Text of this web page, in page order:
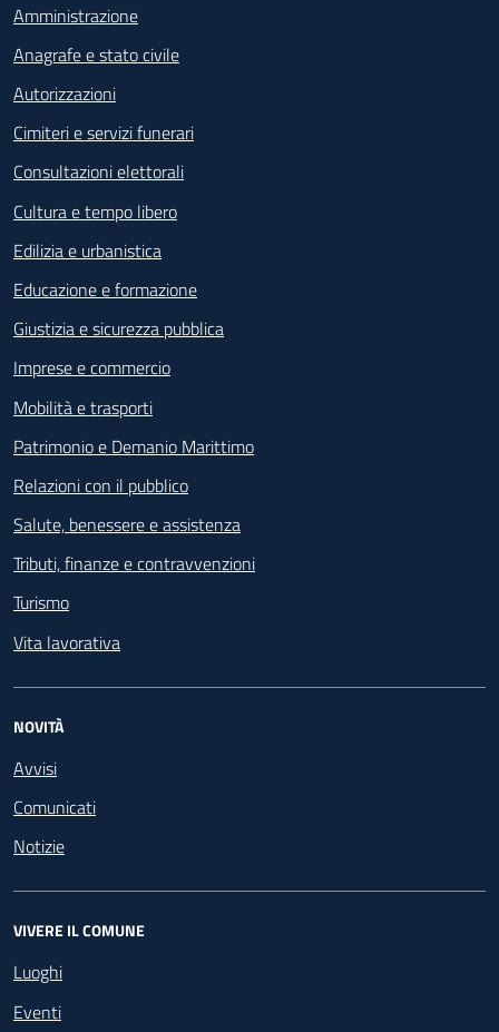
Amministrazione
Anagrafe e stato civile
Autorizzazioni
Cimiteri e servizi funerari
Consultazioni elettorali
Cultura e tempo libero
Edilizia e urbanistica
Educazione e formazione
Giustizia e sicurezza pubblica
Imprese e commercio
Mobilità e trasporti
Patrimonio e Demanio Marittimo
Relazioni con il pubblico
Salute, benessere e assistenza
Tributi, finanze e contravvenzioni
Turismo
Vita lavorativa
NOVITÀ
Avvisi
Comunicati
Notizie
VIVERE IL COMUNE
Luoghi
Eventi